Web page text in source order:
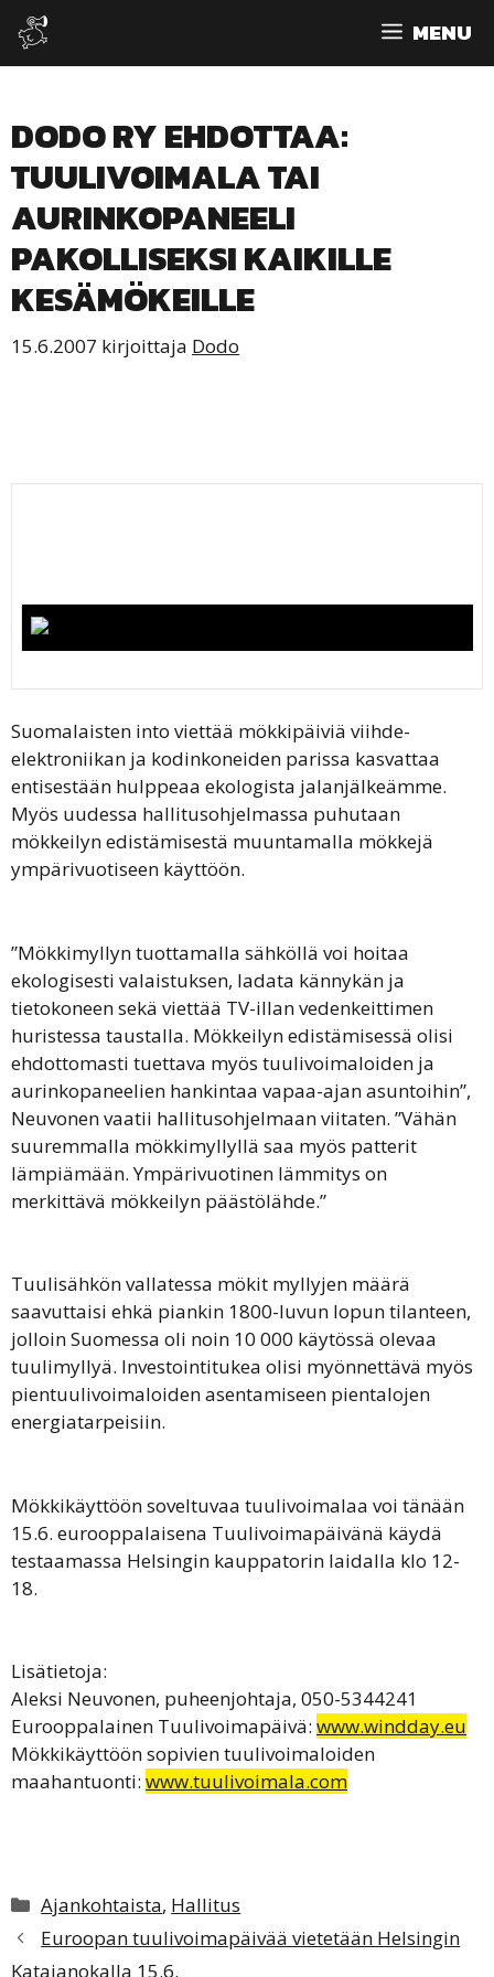
Siirry
sisältöön
MENU
DODO RY EHDOTTAA:
TUULIVOIMALA TAI
AURINKOPANEELI
PAKOLLISEKSI KAIKILLE
KESÄMÖKEILLE
15.6.2007 kirjoittaja Dodo
Suomalaisten into viettää mökkipäiviä viihde-
elektroniikan ja kodinkoneiden parissa kasvattaa
entisestään hulppeaa ekologista jalanjälkeämme.
Myös uudessa hallitusohjelmassa puhutaan
mökkeilyn edistämisestä muuntamalla mökkejä
ympärivuotiseen käyttöön.
”Mökkimyllyn tuottamalla sähköllä voi hoitaa
ekologisesti valaistuksen, ladata kännykän ja
tietokoneen sekä viettää TV-illan vedenkeittimen
huristessa taustalla. Mökkeilyn edistämisessä olisi
ehdottomasti tuettava myös tuulivoimaloiden ja
aurinkopaneelien hankintaa vapaa-ajan asuntoihin”,
Neuvonen vaatii hallitusohjelmaan viitaten. ”Vähän
suuremmalla mökkimyllyllä saa myös patterit
lämpiämään. Ympärivuotinen lämmitys on
merkittävä mökkeilyn päästölähde.”
Tuulisähkön vallatessa mökit myllyjen määrä
saavuttaisi ehkä piankin 1800-luvun lopun tilanteen,
jolloin Suomessa oli noin 10 000 käytössä olevaa
tuulimyllyä. Investointitukea olisi myönnettävä myös
pientuulivoimaloiden asentamiseen pientalojen
energiatarpeisiin.
Mökkikäyttöön soveltuvaa tuulivoimalaa voi tänään
15.6. eurooppalaisena Tuulivoimapäivänä käydä
testaamassa Helsingin kauppatorin laidalla klo 12-
18.
Lisätietoja:
Aleksi Neuvonen, puheenjohtaja, 050-5344241
Eurooppalainen Tuulivoimapäivä: www.windday.eu
Mökkikäyttöön sopivien tuulivoimaloiden
maahantuonti: www.tuulivoimala.com
Kategoriat
Ajankohtaista, Hallitus
Euroopan tuulivoimapäivää vietetään Helsingin
Katajanokalla 15.6.